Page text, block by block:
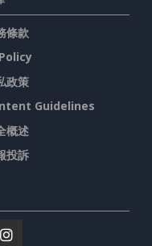
條款
政策
Guidelines
概述
投訴